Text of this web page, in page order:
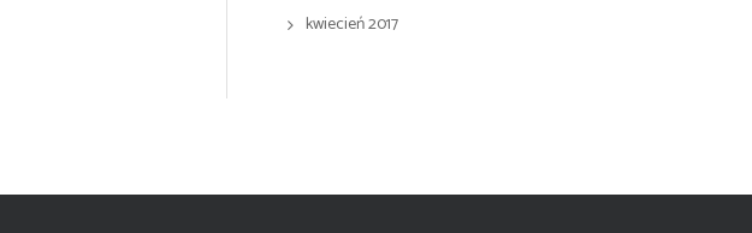
kwiecień 2017